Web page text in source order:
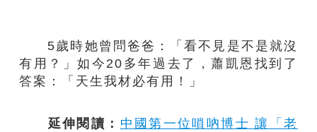
5歲時她曾問爸爸：「看不見是不是就沒
有用？」如今20多年過去了，蕭凱恩找到了
答案：「天生我材必有用！」
延伸閱讀： 中國第一位嗩吶博士 讓「老